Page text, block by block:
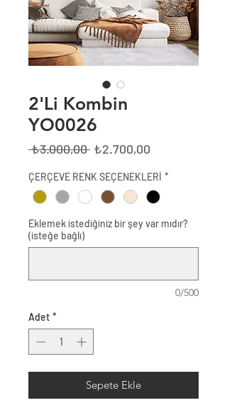
2'Li Kombin
YO0026
₺3.000,00 Normal
₺2.700,00
ÇERÇEVE RENK SEÇENEKLERİ *
Eklemek istediğiniz bir şey var mıdır?
(isteğe bağlı)
0/500
Adet *
Sepete Ekle